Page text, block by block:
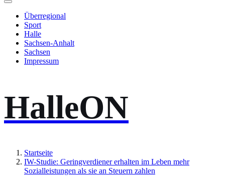
Überregional
Sport
Halle
Sachsen-Anhalt
Sachsen
Impressum
HalleON
Startseite
IW-Studie: Geringverdiener erhalten im Leben mehr
Sozialleistungen als sie an Steuern zahlen